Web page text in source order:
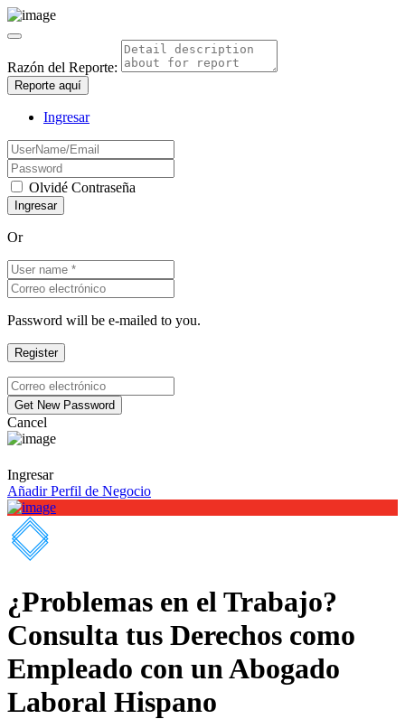
Razón del Reporte:
Reporte aquí
Ingresar
Olvidé Contraseña
Or
Password will be e-mailed to you.
Cancel
Ingresar
Añadir Perfil de Negocio
¿Problemas en el Trabajo?
Consulta tus Derechos como
Empleado con un Abogado
Laboral Hispano